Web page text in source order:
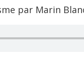
par Marin